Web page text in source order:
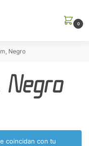
0
Negro
coincidan con tu